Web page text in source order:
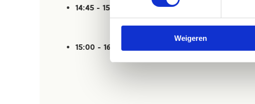
Weigeren
14:45 - 15:00 | Pauze & ontspanning
15:00 - 16:00